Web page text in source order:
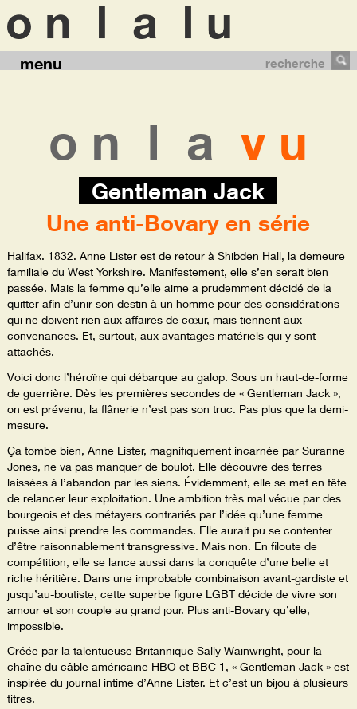
menu recherche
o n l av u
Gentleman Jack
Une anti-Bovary en série
Halifax. 1832. Anne Lister est de retour à Shibden Hall, la demeure
familiale du West Yorkshire. Manifestement, elle s’en serait bien
passée. Mais la femme qu’elle aime a prudemment décidé de la
quitter afin d’unir son destin à un homme pour des considérations
qui ne doivent rien aux affaires de cœur, mais tiennent aux
convenances. Et, surtout, aux avantages matériels qui y sont
attachés.
Voici donc l’héroïne qui débarque au galop. Sous un haut-de-forme
de guerrière. Dès les premières secondes de « Gentleman Jack »,
on est prévenu, la flânerie n’est pas son truc. Pas plus que la demi-
mesure.
Ça tombe bien, Anne Lister, magnifiquement incarnée par Suranne
Jones, ne va pas manquer de boulot. Elle découvre des terres
laissées à l’abandon par les siens. Évidemment, elle se met en tête
de relancer leur exploitation. Une ambition très mal vécue par des
bourgeois et des métayers contrariés par l’idée qu’une femme
puisse ainsi prendre les commandes. Elle aurait pu se contenter
d’être raisonnablement transgressive. Mais non. En filoute de
compétition, elle se lance aussi dans la conquête d’une belle et
riche héritière. Dans une improbable combinaison avant-gardiste et
jusqu’au-boutiste, cette superbe figure LGBT décide de vivre son
amour et son couple au grand jour. Plus anti-Bovary qu’elle,
impossible.
Créée par la talentueuse Britannique Sally Wainwright, pour la
chaîne du câble américaine HBO et BBC 1, « Gentleman Jack » est
inspirée du journal intime d’Anne Lister. Et c’est un bijou à plusieurs
titres.